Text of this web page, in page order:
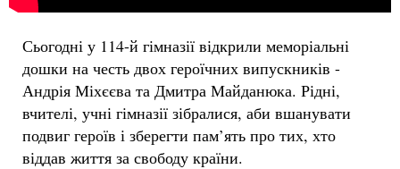
Сьогодні у 114-й гімназії відкрили меморіальні
дошки на честь двох героїчних випускників -
Андрія Міхєєва та Дмитра Майданюка. Рідні,
вчителі, учні гімназії зібралися, аби вшанувати
подвиг героїв і зберегти пам’ять про тих, хто
віддав життя за свободу країни.